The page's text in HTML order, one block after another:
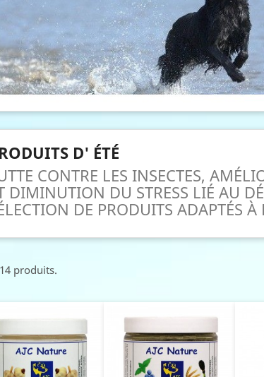
D' ÉTÉ
CONTRE LES INSECTES,
DIMINUTION DU STRESS LIÉ AU
DE PRODUITS ADAPTÉS À
produits.